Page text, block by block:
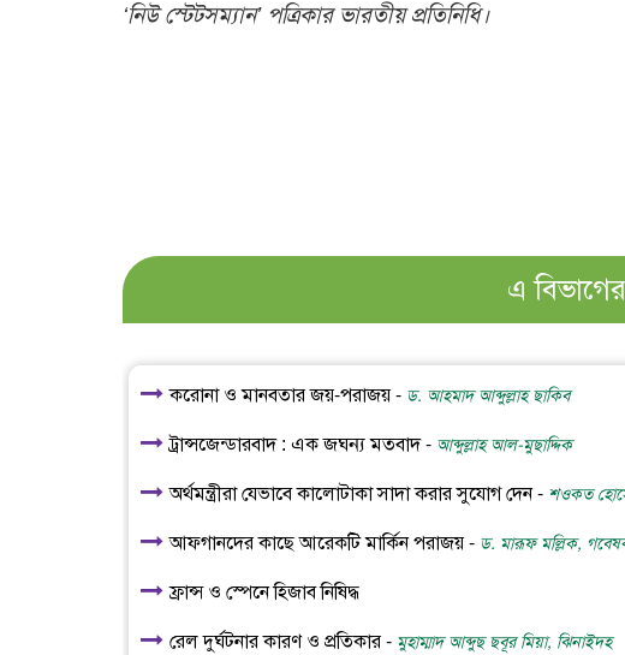
‘নিউ স্টেটসম্যান’ পত্রিকার ভারতীয় প্রতিনিধি।
এ
করোনা ও মানবতার জয়-পরাজয় - ড. আহমাদ আব্দুল্লাহ ছাকিব
ট্রান্সজেন্ডারবাদ : এক জঘন্য মতবাদ - আব্দুল্লাহ আল-মুছাদ্দিক
অর্থমন্ত্রীরা যেভাবে কালোটাকা সাদা করার সুযোগ দেন - শওকত
আফগানদের কাছে আরেকটি মার্কিন পরাজয় - ড. মারূফ মল্লিক,
ফ্রান্স ও স্পেনে হিজাব নিষিদ্ধ
রেল দুর্ঘটনার কারণ ও প্রতিকার - মুহাম্মাদ আব্দুছ ছবূর মিয়া, ঝিনাইদহ